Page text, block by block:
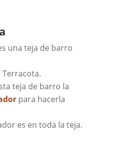
una teja de barro
teja de barro la
para hacerla
es en toda la teja.